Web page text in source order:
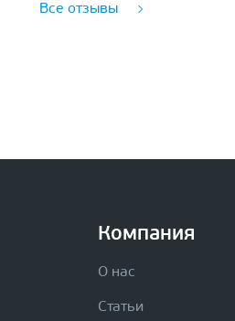
Все отзывы
Компания
О нас
Статьи